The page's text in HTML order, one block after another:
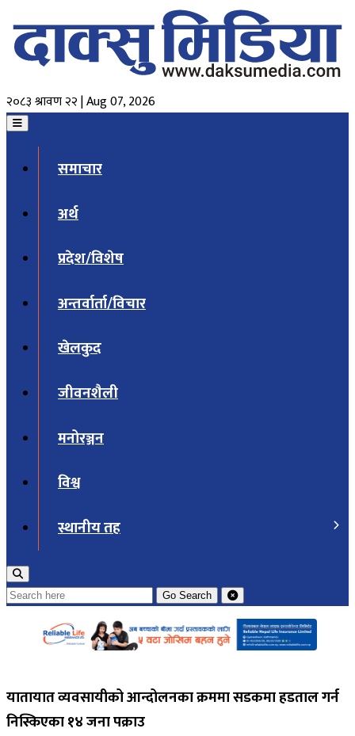
२०८३ श्रावण २२ | Aug 07, 2026
समाचार
अर्थ
प्रदेश/विशेष
अन्तर्वार्ता/विचार
खेलकुद
जीवनशैली
मनोरञ्जन
विश्व
स्थानीय तह
Go Search
यातायात व्यवसायीको आन्दोलनका क्रममा सडकमा हडताल गर्न
निस्किएका १४ जना पक्राउ